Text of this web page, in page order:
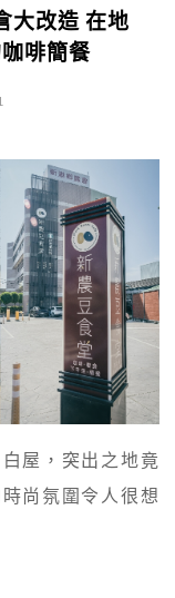
大改造 在地
啡簡餐
屋，突出之地竟
尚氛圍令人很想